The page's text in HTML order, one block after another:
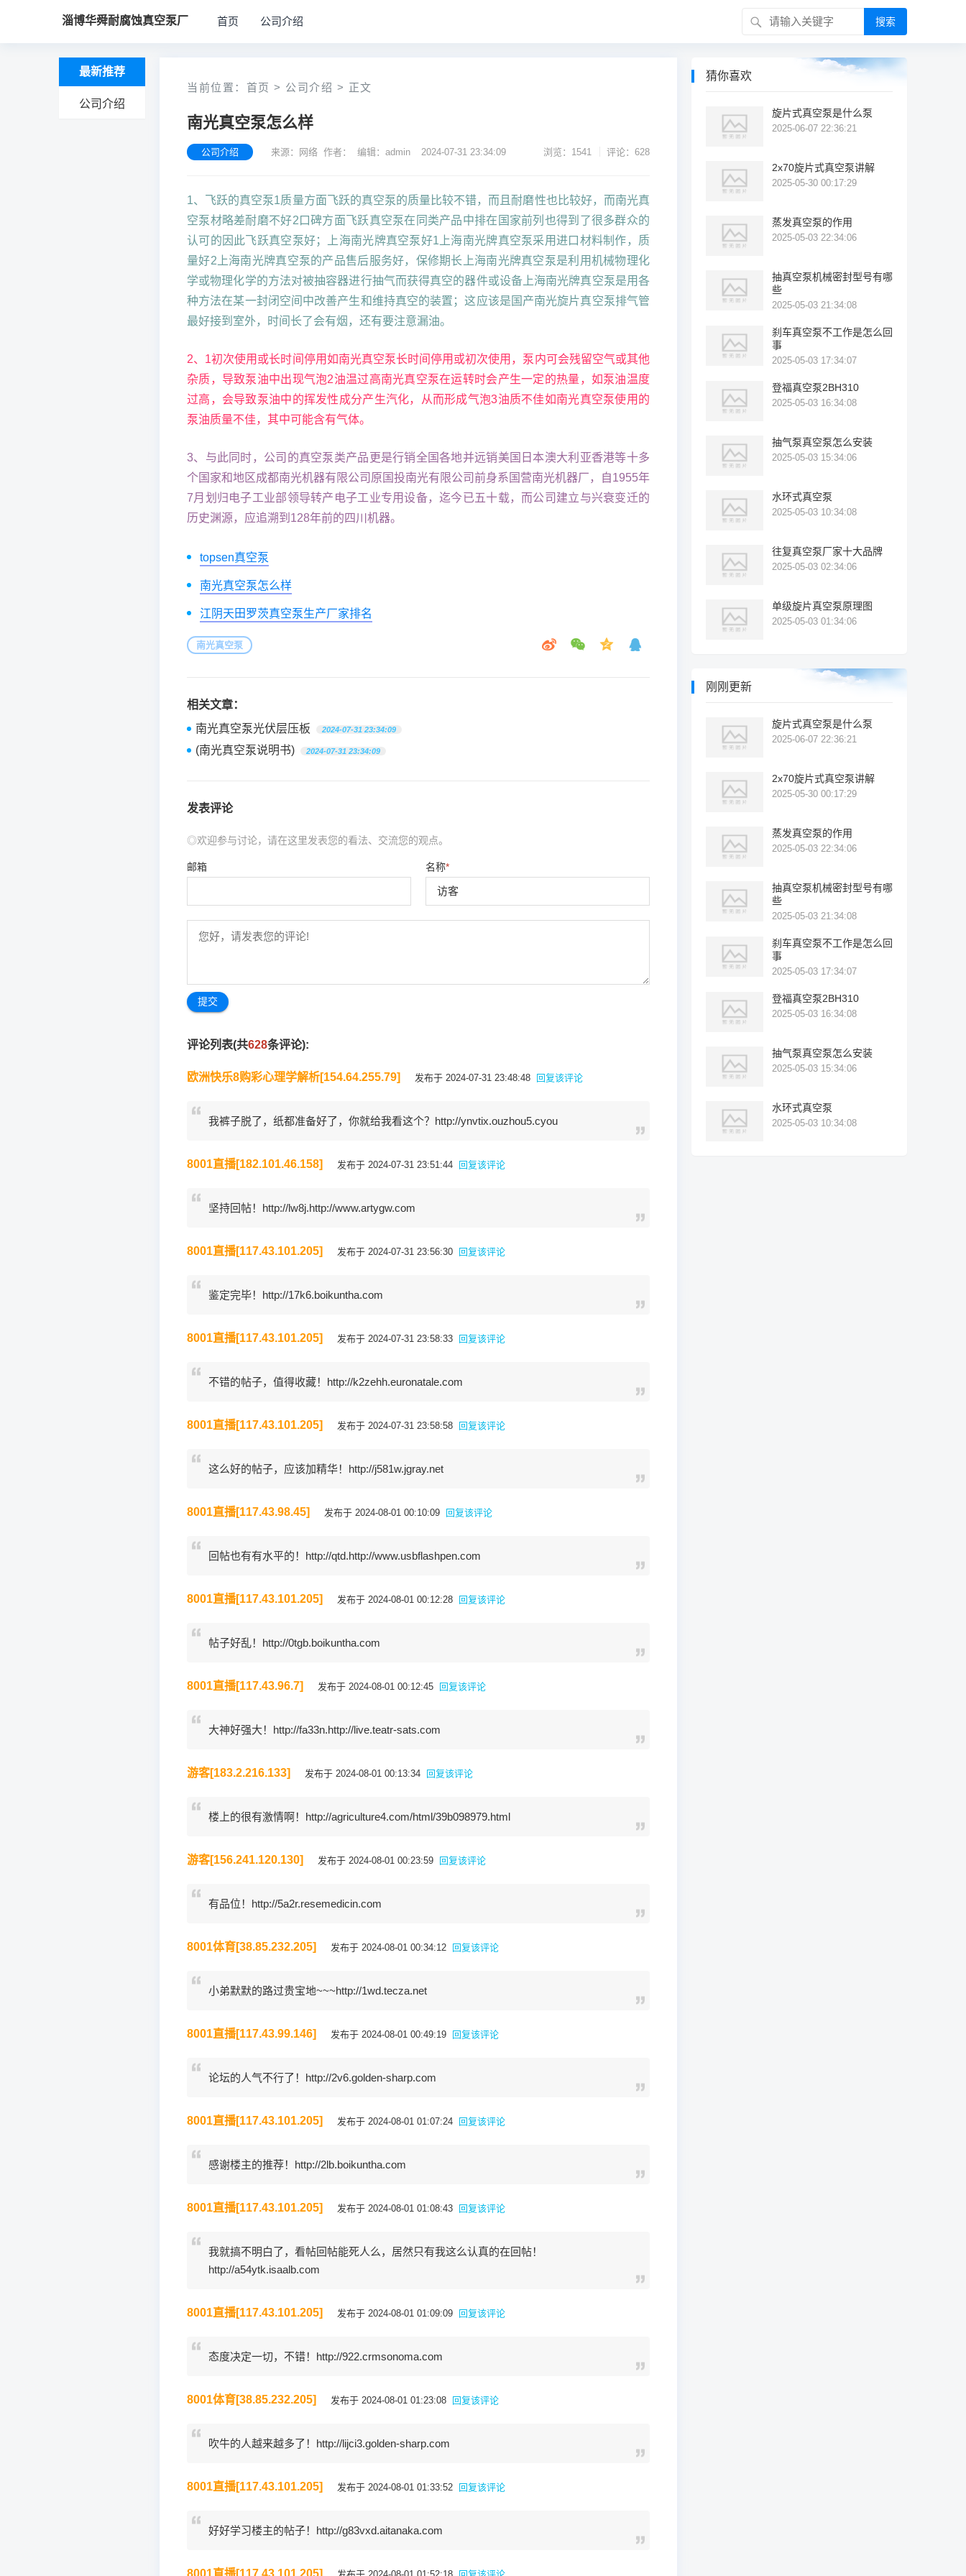
淄博华舜耐腐蚀真空泵厂 首页 公司介绍 搜索
最新推荐
公司介绍
当前位置： 首页 > 公司介绍 > 正文
南光真空泵怎么样
公司介绍 来源：网络 作者： 编辑：admin 2024-07-31 23:34:09 浏览：1541 评论：628
1、飞跃的真空泵1质量方面飞跃的真空泵的质量比较不错，而且耐磨性也比较好，而南光真
空泵材略差耐磨不好2口碑方面飞跃真空泵在同类产品中排在国家前列也得到了很多群众的
认可的因此飞跃真空泵好；上海南光牌真空泵好1上海南光牌真空泵采用进口材料制作，质
量好2上海南光牌真空泵的产品售后服务好，保修期长上海南光牌真空泵是利用机械物理化
学或物理化学的方法对被抽容器进行抽气而获得真空的器件或设备上海南光牌真空泵是用各
种方法在某一封闭空间中改善产生和维持真空的装置；这应该是国产南光旋片真空泵排气管
最好接到室外，时间长了会有烟，还有要注意漏油。
2、1初次使用或长时间停用如南光真空泵长时间停用或初次使用，泵内可会残留空气或其他
杂质，导致泵油中出现气泡2油温过高南光真空泵在运转时会产生一定的热量，如泵油温度
过高，会导致泵油中的挥发性成分产生汽化，从而形成气泡3油质不佳如南光真空泵使用的
泵油质量不佳，其中可能含有气体。
3、与此同时，公司的真空泵类产品更是行销全国各地并远销美国日本澳大利亚香港等十多
个国家和地区成都南光机器有限公司原国投南光有限公司前身系国营南光机器厂，自1955年
7月划归电子工业部领导转产电子工业专用设备，迄今已五十载，而公司建立与兴衰变迁的
历史渊源，应追溯到128年前的四川机器。
topsen真空泵
南光真空泵怎么样
江阴天田罗茨真空泵生产厂家排名
南光真空泵
相关文章：
南光真空泵光伏层压板
2024-07-31 23:34:09
(南光真空泵说明书) 2024-07-31 23:34:09
发表评论
◎欢迎参与讨论，请在这里发表您的看法、交流您的观点。
名称*
邮箱
评论列表(共628条评论):
欧洲快乐8购彩心理学解析[154.64.255.79] 发布于 2024-07-31 23:48:48 回复该评论
我裤子脱了，纸都准备好了，你就给我看这个？http://ynvtix.ouzhou5.cyou
8001直播[182.101.46.158] 发布于 2024-07-31 23:51:44 回复该评论
坚持回帖！http://lw8j.http://www.artygw.com
8001直播[117.43.101.205] 发布于 2024-07-31 23:56:30 回复该评论
鉴定完毕！http://17k6.boikuntha.com
8001直播[117.43.101.205] 发布于 2024-07-31 23:58:33 回复该评论
不错的帖子，值得收藏！http://k2zehh.euronatale.com
8001直播[117.43.101.205] 发布于 2024-07-31 23:58:58 回复该评论
这么好的帖子，应该加精华！http://j581w.jgray.net
8001直播[117.43.98.45] 发布于 2024-08-01 00:10:09 回复该评论
回帖也有有水平的！http://qtd.http://www.usbflashpen.com
8001直播[117.43.101.205] 发布于 2024-08-01 00:12:28 回复该评论
帖子好乱！http://0tgb.boikuntha.com
8001直播[117.43.96.7] 发布于 2024-08-01 00:12:45 回复该评论
大神好强大！http://fa33n.http://live.teatr-sats.com
游客[183.2.216.133] 发布于 2024-08-01 00:13:34 回复该评论
楼上的很有激情啊！http://agriculture4.com/html/39b098979.html
游客[156.241.120.130] 发布于 2024-08-01 00:23:59 回复该评论
有品位！http://5a2r.resemedicin.com
8001体育[38.85.232.205] 发布于 2024-08-01 00:34:12 回复该评论
小弟默默的路过贵宝地~~~http://1wd.tecza.net
8001直播[117.43.99.146] 发布于 2024-08-01 00:49:19 回复该评论
论坛的人气不行了！http://2v6.golden-sharp.com
8001直播[117.43.101.205] 发布于 2024-08-01 01:07:24 回复该评论
感谢楼主的推荐！http://2lb.boikuntha.com
8001直播[117.43.101.205] 发布于 2024-08-01 01:08:43 回复该评论
我就搞不明白了，看帖回帖能死人么，居然只有我这么认真的在回帖！
http://a54ytk.isaalb.com
8001直播[117.43.101.205] 发布于 2024-08-01 01:09:09 回复该评论
态度决定一切，不错！http://922.crmsonoma.com
8001体育[38.85.232.205] 发布于 2024-08-01 01:23:08 回复该评论
吹牛的人越来越多了！http://lijci3.golden-sharp.com
8001直播[117.43.101.205] 发布于 2024-08-01 01:33:52 回复该评论
好好学习楼主的帖子！http://g83vxd.aitanaka.com
8001直播[117.43.101.205]
猜你喜欢
旋片式真空泵是什么泵
2025-06-07 22:36:21
2x70旋片式真空泵讲解
2025-05-30 00:17:29
蒸发真空泵的作用
2025-05-03 22:34:06
抽真空泵机械密封型号有哪
些
2025-05-03 21:34:08
刹车真空泵不工作是怎么回
事
2025-05-03 17:34:07
登福真空泵2BH310
2025-05-03 16:34:08
抽气泵真空泵怎么安装
2025-05-03 15:34:06
水环式真空泵
2025-05-03 10:34:08
往复真空泵厂家十大品牌
2025-05-03 02:34:06
单级旋片真空泵原理图
2025-05-03 01:34:06
刚刚更新
旋片式真空泵是什么泵
2025-06-07 22:36:21
2x70旋片式真空泵讲解
2025-05-30 00:17:29
蒸发真空泵的作用
2025-05-03 22:34:06
抽真空泵机械密封型号有哪
些
2025-05-03 21:34:08
刹车真空泵不工作是怎么回
事
2025-05-03 17:34:07
登福真空泵2BH310
2025-05-03 16:34:08
抽气泵真空泵怎么安装
2025-05-03 15:34:06
水环式真空泵
2025-05-03 10:34:08